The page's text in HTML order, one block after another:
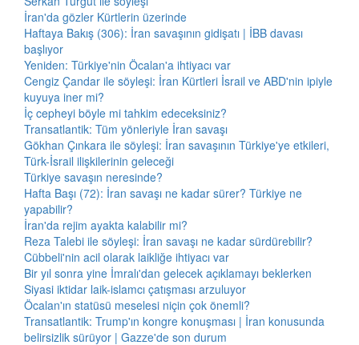
İran'da gözler Kürtlerin üzerinde
Haftaya Bakış (306): İran savaşının gidişatı | İBB davası
başlıyor
Yeniden: Türkiye'nin Öcalan'a ihtiyacı var
Cengiz Çandar ile söyleşi: İran Kürtleri İsrail ve ABD'nin ipiyle
kuyuya iner mi?
İç cepheyi böyle mi tahkim edeceksiniz?
Transatlantik: Tüm yönleriyle İran savaşı
Gökhan Çınkara ile söyleşi: İran savaşının Türkiye'ye etkileri,
Türk-İsrail ilişkilerinin geleceği
Türkiye savaşın neresinde?
Hafta Başı (72): İran savaşı ne kadar sürer? Türkiye ne
yapabilir?
İran'da rejim ayakta kalabilir mi?
Reza Talebi ile söyleşi: İran savaşı ne kadar sürdürebilir?
Cübbeli'nin acil olarak laikliğe ihtiyacı var
Bir yıl sonra yine İmralı'dan gelecek açıklamayı beklerken
Siyasi iktidar laik-islamcı çatışması arzuluyor
Öcalan'ın statüsü meselesi niçin çok önemli?
Transatlantik: Trump'ın kongre konuşması | İran konusunda
belirsizlik sürüyor | Gazze'de son durum